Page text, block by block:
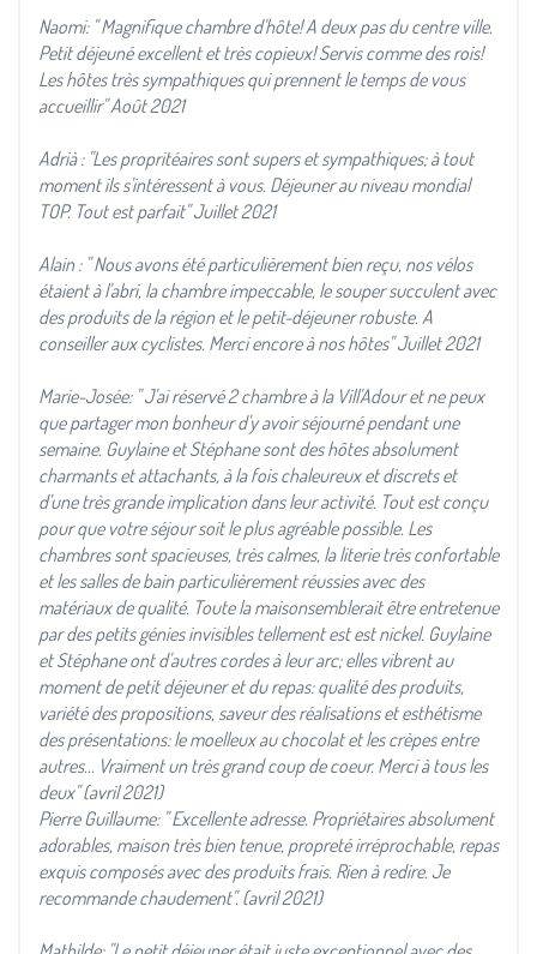
Naomi: " Magnifique chambre d'hôte! A deux pas du centre ville.
Petit déjeuné excellent et très copieux! Servis comme des rois!
Les hôtes très sympathiques qui prennent le temps de vous
accueillir" Août 2021
Adrià : "Les propritéaires sont supers et sympathiques; à tout
moment ils s'intéressent à vous. Déjeuner au niveau mondial
TOP. Tout est parfait" Juillet 2021
Alain : " Nous avons été particulièrement bien reçu, nos vélos
étaient à l'abri, la chambre impeccable, le souper succulent avec
des produits de la région et le petit-déjeuner robuste. A
conseiller aux cyclistes. Merci encore à nos hôtes" Juillet 2021
Marie-Josée: " J'ai réservé 2 chambre à la Vill'Adour et ne peux
que partager mon bonheur d'y avoir séjourné pendant une
semaine. Guylaine et Stéphane sont des hôtes absolument
charmants et attachants, à la fois chaleureux et discrets et
d'une très grande implication dans leur activité. Tout est conçu
pour que votre séjour soit le plus agréable possible. Les
chambres sont spacieuses, très calmes, la literie très confortable
et les salles de bain particulièrement réussies avec des
matériaux de qualité. Toute la maisonsemblerait être entretenue
par des petits génies invisibles tellement est est nickel. Guylaine
et Stéphane ont d'autres cordes à leur arc; elles vibrent au
moment de petit déjeuner et du repas: qualité des produits,
variété des propositions, saveur des réalisations et esthétisme
des présentations: le moelleux au chocolat et les crèpes entre
autres... Vraiment un très grand coup de coeur. Merci à tous les
deux" (avril 2021)
Pierre Guillaume: " Excellente adresse. Propriétaires absolument
adorables, maison très bien tenue, propreté irréprochable, repas
exquis composés avec des produits frais. Rien à redire. Je
recommande chaudement". (avril 2021)